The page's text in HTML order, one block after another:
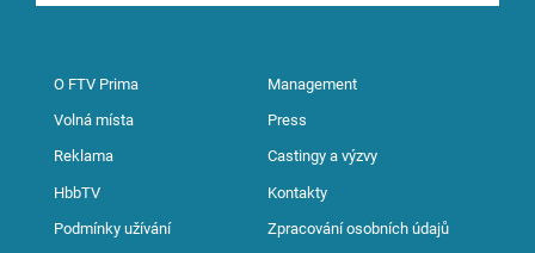
O FTV Prima Management
Volná místa Press
Reklama Castingy a výzvy
HbbTV Kontakty
Podmínky užívání Zpracování osobních údajů